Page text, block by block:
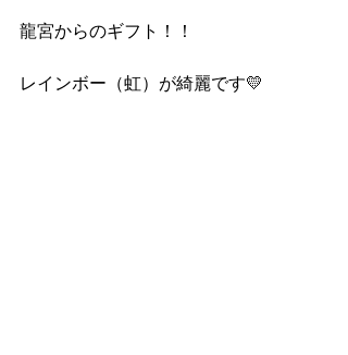
龍宮からのギフト！！
レインボー（虹）が綺麗です💛